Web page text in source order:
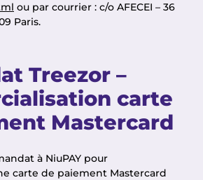
ou par courrier : c/o AFECEI – 36
Paris.
Treezor –
carte
Mastercard
à NiuPAY pour
carte de paiement Mastercard